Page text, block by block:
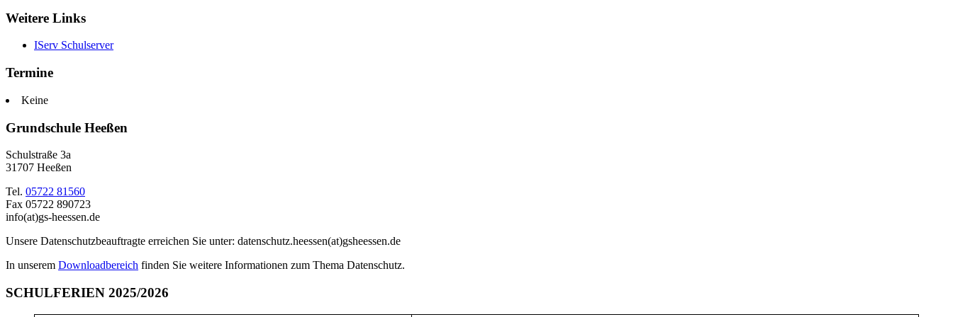
Weitere Links
IServ Schulserver
Termine
Keine
Grundschule Heeßen
Schulstraße 3a
31707 Heeßen
Tel. 05722 81560
Fax 05722 890723
info(at)gs-heessen.de
Unsere Datenschutzbeauftragte erreichen Sie unter: datenschutz.heessen(at)gsheessen.de
In unserem Downloadbereich finden Sie weitere Informationen zum Thema Datenschutz.
SCHULFERIEN 2025/2026